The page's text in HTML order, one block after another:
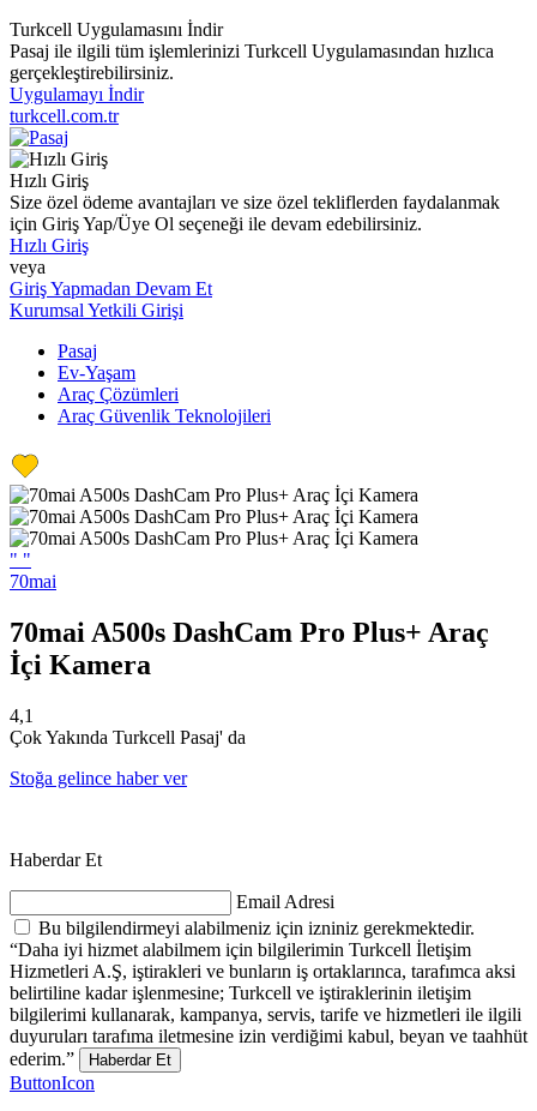
Turkcell Uygulamasını İndir
Pasaj ile ilgili tüm işlemlerinizi Turkcell Uygulamasından hızlıca
gerçekleştirebilirsiniz.
Uygulamayı İndir
turkcell.com.tr
Hızlı Giriş
Size özel ödeme avantajları ve size özel tekliflerden faydalanmak
için Giriş Yap/Üye Ol seçeneği ile devam edebilirsiniz.
Hızlı Giriş
veya
Giriş Yapmadan Devam Et
Kurumsal Yetkili Girişi
Pasaj
Ev-Yaşam
Araç Çözümleri
Araç Güvenlik Teknolojileri
" "
70mai
70mai A500s DashCam Pro Plus+ Araç
İçi Kamera
4,1
Çok Yakında Turkcell Pasaj' da
Stoğa gelince haber ver
Haberdar Et
Email Adresi
Bu bilgilendirmeyi alabilmeniz için izniniz gerekmektedir.
“Daha iyi hizmet alabilmem için bilgilerimin Turkcell İletişim
Hizmetleri A.Ş, iştirakleri ve bunların iş ortaklarınca, tarafımca aksi
belirtiline kadar işlenmesine; Turkcell ve iştiraklerinin iletişim
bilgilerimi kullanarak, kampanya, servis, tarife ve hizmetleri ile ilgili
duyuruları tarafıma iletmesine izin verdiğimi kabul, beyan ve taahhüt
ederim.”
Haberdar Et
ButtonIcon